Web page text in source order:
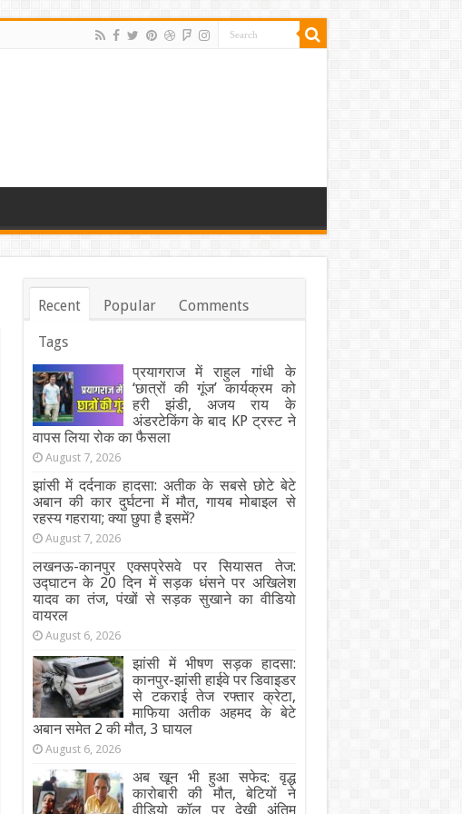
Recent Popular Comments
Tags
प्रयागराज में राहुल गांधी के
‘छात्रों की गूंज’ कार्यक्रम को
हरी झंडी, अजय राय के
अंडरटेकिंग के बाद KP ट्रस्ट ने
वापस लिया रोक का फैसला
August 7, 2026
झांसी में दर्दनाक हादसा: अतीक के सबसे छोटे बेटे
अबान की कार दुर्घटना में मौत, गायब मोबाइल से
रहस्य गहराया; क्या छुपा है इसमें?
August 7, 2026
लखनऊ-कानपुर एक्सप्रेसवे पर सियासत तेज:
उद्घाटन के 20 दिन में सड़क धंसने पर अखिलेश
यादव का तंज, पंखों से सड़क सुखाने का वीडियो
वायरल
August 6, 2026
झांसी में भीषण सड़क हादसा:
कानपुर-झांसी हाईवे पर डिवाइडर
से टकराई तेज रफ्तार क्रेटा,
माफिया अतीक अहमद के बेटे
अबान समेत 2 की मौत, 3 घायल
August 6, 2026
अब खून भी हुआ सफेद: वृद्ध
कारोबारी की मौत, बेटियों ने
वीडियो कॉल पर देखी अंतिम